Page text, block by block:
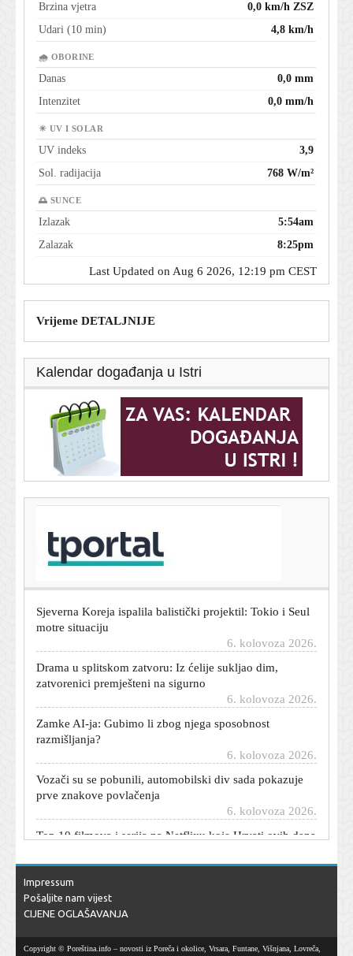
Brzina vjetra
0,0 km/h ZSZ
Udari (10 min)
4,8 km/h
🌧 OBORINE
Danas
0,0 mm
Intenzitet
0,0 mm/h
☀ UV I SOLAR
UV indeks
3,9
Sol. radijacija
768 W/m²
🌅 SUNCE
Izlazak
5:54am
Zalazak
8:25pm
Last Updated on Aug 6 2026, 12:19 pm CEST
Vrijeme DETALJNIJE
Kalendar događanja u Istri
Potpisan ugovor: Split dobiva novi Centar za starije
osobe
motre situaciju
zatvorenici premješteni na sigurno
razmišljanja?
prve znakove povlačenja
najviše gledaju
Veliki ulov policije u Novom Zagrebu: Skrivao je preko
osam kilograma droge
Evo koliko će Dalić zarađivati na novom poslu
6. kolovoza 2026.
Impressum
Pošaljite nam vijest
CIJENE OGLAŠAVANJA
Copyright © Poreština.info – novosti iz Poreča i okolice, Vrsara, Funtane, Višnjana, Lovreča,